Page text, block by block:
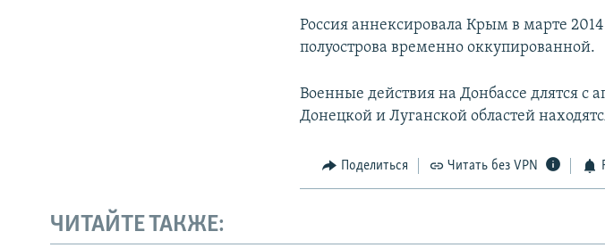
Россия аннексировала Крым в марте
полуострова временно оккупированной.
Военные действия на Донбассе длятся с
Донецкой и Луганской областей
Поделиться Читать без VPN
ЧИТАЙТЕ ТАКЖЕ: